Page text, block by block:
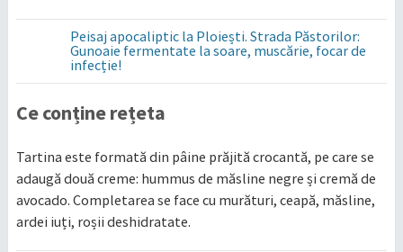
Peisaj apocaliptic la Ploiești. Strada Păstorilor:
Gunoaie fermentate la soare, muscărie, focar de
infecție!
Ce conține rețeta
Tartina este formată din pâine prăjită crocantă, pe care se
adaugă două creme: hummus de măsline negre și cremă de
avocado. Completarea se face cu murături, ceapă, măsline,
ardei iuți, roșii deshidratate.